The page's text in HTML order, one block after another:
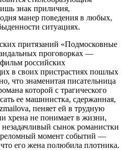
знак приличия,
манер поведения в любых,
ситуациях.
притязаний «Подмосковные
проговорках —
российских
в своих пристрастиях пошлых
что знаменитая писательница
которой с трагического
ее машинистка, сдержанная,
пеняет ей в трудную
хрена не понимает в жизни,
сынок романистки
момент событий —
его жена полюбила плотника.